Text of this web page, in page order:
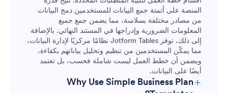
المنصة على أتمتة جمع البيانات للمستخدمين دمج البيانات
من مصادر مختلفة بسلاسة، مما يضمن جمع جميع
المعلومات الضرورية وإدراجها في المستند النهائي. بالإضافة
إلى ذلك، توفر Jotform Tables نظامًا مركزيًا لإدارة البيانات،
مما يمكّن المستخدمين من تنظيم وتحليل بياناتهم بكفاءة،
ويضمن أن خطط العمل ليست شاملة فحسب، بل تعتمد
أيضًا على البيانات.
+
Why Use Simple Business Plan